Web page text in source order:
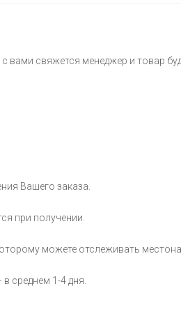
вами свяжется менеджер и товар
Вашего заказа.
при получении.
можете отслеживать
среднем 1-4 дня.